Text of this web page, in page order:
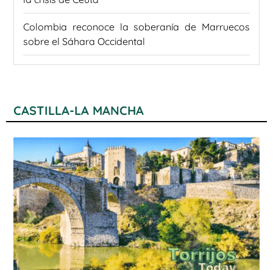
Colombia reconoce la soberanía de Marruecos
sobre el Sáhara Occidental
CASTILLA-LA MANCHA